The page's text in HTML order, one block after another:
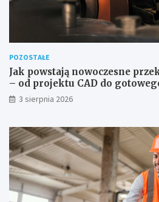
POZOSTAŁE
Jak powstają nowoczesne
– od projektu CAD do
3 sierpnia 2026